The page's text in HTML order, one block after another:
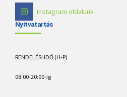
Instagram oldalunk
Nyitvatartás
RENDELÉSI IDŐ (H-P)
08:00-20:00-ig